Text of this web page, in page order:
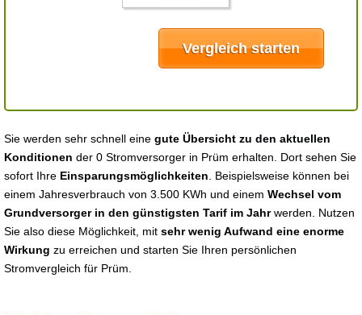
Sie werden sehr schnell eine gute Übersicht zu den aktuellen
Konditionen der 0 Stromversorger in Prüm erhalten. Dort sehen Sie
sofort Ihre Einsparungsmöglichkeiten . Beispielsweise können bei
einem Jahresverbrauch von 3.500 KWh und einem Wechsel vom
Grundversorger in den günstigsten Tarif im Jahrwerden. Nutzen
Sie also diese Möglichkeit, mit sehr wenig Aufwand eine enorme
Wirkung zu erreichen und starten Sie Ihren persönlichen
Stromvergleich für Prüm.